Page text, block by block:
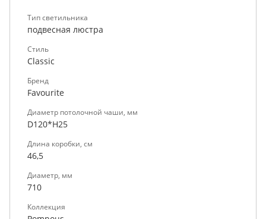
Тип светильника
подвесная люстра
Стиль
Classic
Бренд
Favourite
Диаметр потолочной чаши, мм
D120*H25
Длина коробки, см
46,5
Диаметр, мм
710
Коллекция